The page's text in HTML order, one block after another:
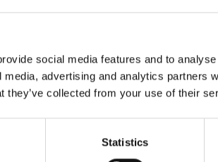
social media features and to
advertising and analytics partners
they’ve collected from your use of their
Statistics